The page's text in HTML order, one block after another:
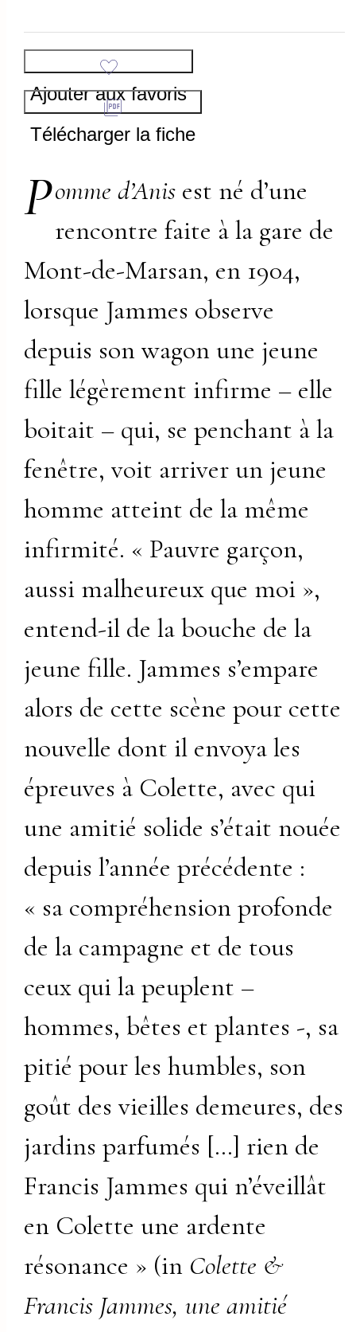
Ajouter aux favoris
Télécharger la fiche
Pomme d’Anisest né d’une
rencontre faite à la gare de
Mont-de-Marsan, en 1904,
lorsque Jammes observe
depuis son wagon une jeune
fille légèrement infirme – elle
boitait – qui, se penchant à la
fenêtre, voit arriver un jeune
homme atteint de la même
infirmité. « Pauvre garçon,
aussi malheureux que moi »,
entend-il de la bouche de la
jeune fille. Jammes s’empare
alors de cette scène pour cette
nouvelle dont il envoya les
épreuves à Colette, avec qui
une amitié solide s’était nouée
depuis l’année précédente :
« sa compréhension profonde
de la campagne et de tous
ceux qui la peuplent –
hommes, bêtes et plantes -, sa
pitié pour les humbles, son
goût des vieilles demeures, des
jardins parfumés […] rien de
Francis Jammes qui n’éveillât
en Colette une ardente
résonance » (in Colette &
Francis Jammes, une amitié